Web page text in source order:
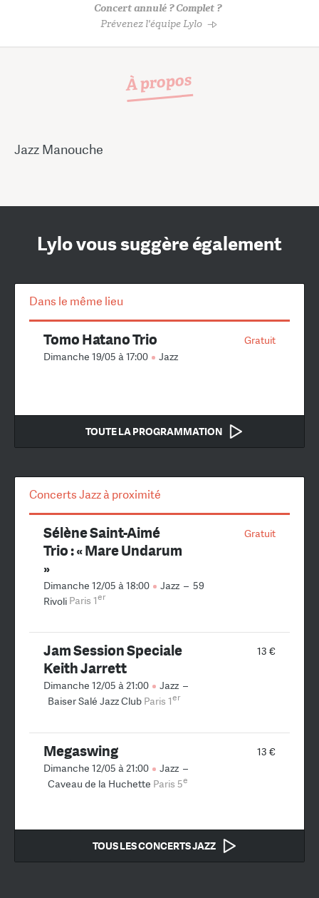
Concert annulé ? Complet ?
Prévenez l'équipe Lylo
À propos
Jazz Manouche
Lylo vous suggère également
Dans le même lieu
Gratuit
Tomo Hatano Trio
Dimanche 19/05 à 17:00 Jazz
TOUTE LA PROGRAMMATION
Concerts Jazz à proximité
Gratuit
Sélène Saint-Aimé
Trio : « Mare Undarum
»
Dimanche 12/05 à 18:00 Jazz – 59
Rivoli Paris 1er
13 €
Jam Session Speciale
Keith Jarrett
Dimanche 12/05 à 21:00 Jazz –
Baiser Salé Jazz Club Paris 1er
13 €
Megaswing
Dimanche 12/05 à 21:00 Jazz –
Caveau de la Huchette Paris 5e
TOUS LES CONCERTS JAZZ